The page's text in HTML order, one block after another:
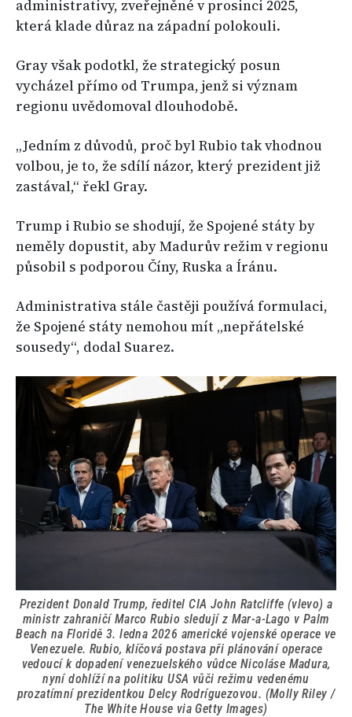
administrativy, zveřejněné v prosinci 2025,
která klade důraz na západní polokouli.
Gray však podotkl, že strategický posun
vycházel přímo od Trumpa, jenž si význam
regionu uvědomoval dlouhodobě.
„Jedním z důvodů, proč byl Rubio tak vhodnou
volbou, je to, že sdílí názor, který prezident již
zastával,“ řekl Gray.
Trump i Rubio se shodují, že Spojené státy by
neměly dopustit, aby Madurův režim v regionu
působil s podporou Číny, Ruska a Íránu.
Administrativa stále častěji používá formulaci,
že Spojené státy nemohou mít „nepřátelské
sousedy“, dodal Suarez.
Prezident Donald Trump, ředitel CIA John Ratcliffe (vlevo) a
ministr zahraničí Marco Rubio sledují z Mar-a-Lago v Palm
Beach na Floridě 3. ledna 2026 americké vojenské operace ve
Venezuele. Rubio, klíčová postava při plánování operace
vedoucí k dopadení venezuelského vůdce Nicoláse Madura,
nyní dohlíží na politiku USA vůči režimu vedenému
prozatímní prezidentkou Delcy Rodríguezovou. (Molly Riley /
The White House via Getty Images)